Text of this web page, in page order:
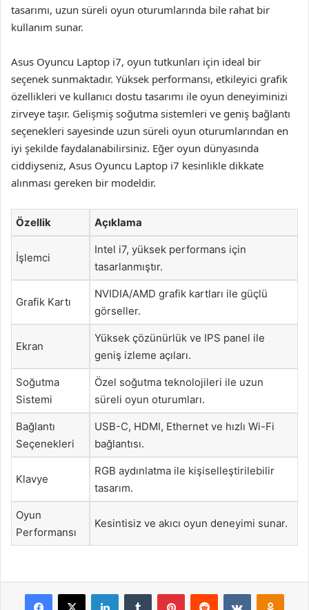
tasarımı, uzun süreli oyun oturumlarında bile rahat bir
kullanım sunar.
Asus Oyuncu Laptop i7, oyun tutkunları için ideal bir
seçenek sunmaktadır. Yüksek performansı, etkileyici grafik
özellikleri ve kullanıcı dostu tasarımı ile oyun deneyiminizi
zirveye taşır. Gelişmiş soğutma sistemleri ve geniş bağlantı
seçenekleri sayesinde uzun süreli oyun oturumlarından en
iyi şekilde faydalanabilirsiniz. Eğer oyun dünyasında
ciddiyseniz, Asus Oyuncu Laptop i7 kesinlikle dikkate
alınması gereken bir modeldir.
Özellik Açıklama
İşlemci
Intel i7, yüksek performans için
tasarlanmıştır.
Grafik Kartı
NVIDIA/AMD grafik kartları ile güçlü
görseller.
Ekran
Yüksek çözünürlük ve IPS panel ile
geniş izleme açıları.
Soğutma
Sistemi
Özel soğutma teknolojileri ile uzun
süreli oyun oturumları.
Bağlantı
Seçenekleri
USB-C, HDMI, Ethernet ve hızlı Wi-Fi
bağlantısı.
Klavye
RGB aydınlatma ile kişiselleştirilebilir
tasarım.
Oyun
Performansı
Kesintisiz ve akıcı oyun deneyimi sunar.
Facebook
X LinkedInTumblr PinterestReddit VKontakte